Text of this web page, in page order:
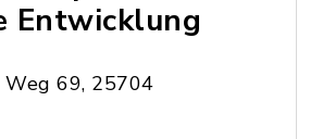
Entwicklung
Weg 69, 25704